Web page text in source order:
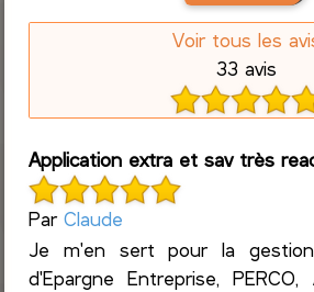
Voir tous les
33 avis
Application extra et sav très
ParClaude
Je m'en sert pour la
d'Epargne Entreprise, PERCO,